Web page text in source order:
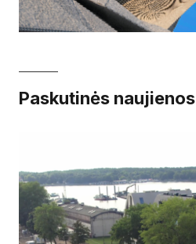
Paskutinės naujienos